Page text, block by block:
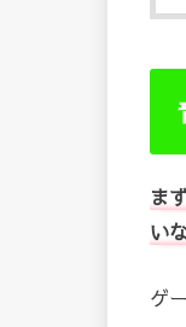
ま
い
ゲ